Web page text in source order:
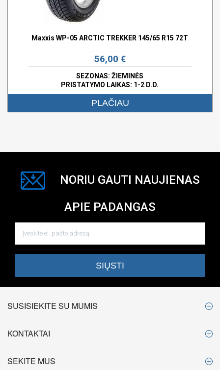
Maxxis WP-05 ARCTIC TREKKER 145/65 R15 72T
56,00 €
SEZONAS: ŽIEMINĖS
PRISTATYMO LAIKAS: 1-2 D.D.
PLAČIAU
NORIU GAUTI NAUJIENAS
APIE PADANGAS
SUSISIEKITE SU MUMIS
KONTAKTAI
SEKITE MUS